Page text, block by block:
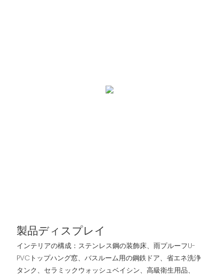
製品ディスプレイ
インテリアの構成：ステンレス鋼の装飾床、雨プルーフU-
PVCトップハング窓、バスルーム用の鋼鉄ドア、省エネ洗浄
タンク、セラミックウォッシュベイシン、高級衛生用品、